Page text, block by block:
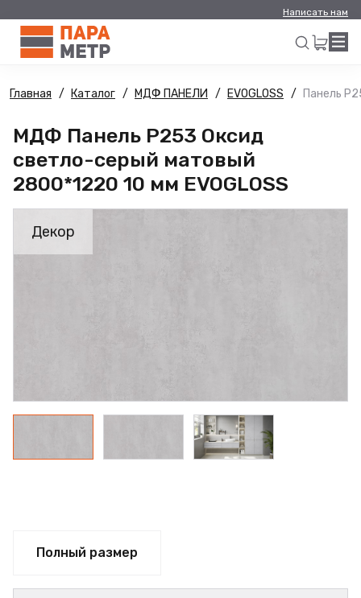
Написать нам
Искать
Главная Каталог МДФ ПАНЕЛИ EVOGLOSS Панель
МДФ Панель Р253 Оксид
светло-серый матовый
2800*1220 10 мм EVOGLOSS
Декор
Полный размер